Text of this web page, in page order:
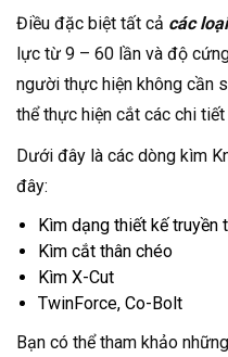
Điều đặc biệt tất cả các
lực từ 9 – 60 lần và độ
người thực hiện không cần
thể thực hiện cắt các chi
Dưới đây là các dòng kìm
đây:
Kìm dạng thiết kế truyền
Kìm cắt thân chéo
Kìm X-Cut
TwinForce, Co-Bolt
Bạn có thể tham khảo